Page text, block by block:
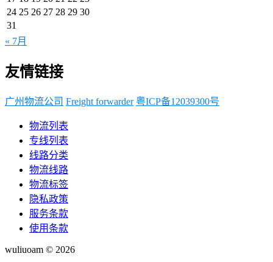
24 25 26 27 28 29 30
31
« 7月
友情链接
广州物流公司 Freight forwarder 粤ICP备12039300号
物流列表
专线列表
线路分类
物流线路
物流标签
隐私政策
服务条款
使用条款
wuliuoam © 2026